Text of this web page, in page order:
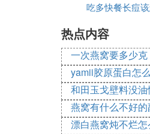
不论是夏季
免日照强烈
序。
祛斑方法是
想要尽快的
结合 双向祛
维生素至关
吃多快餐长痘
热点内容
一次燕窝要多少克
yamii胶原蛋白怎
和田玉戈壁料没
燕窝有什么不好
漂白燕窝炖不烂